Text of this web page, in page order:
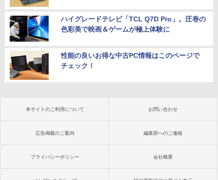
ハイグレードテレビ「TCL Q7D Pro」。圧巻の
色彩美で映画＆ゲームが極上体験に
性能の良いお得な中古PC情報はこのページで
チェック！
本サイトのご利用について お問い合わせ
広告掲載のご案内 編集部へのご連絡
プライバシーポリシー 会社概要